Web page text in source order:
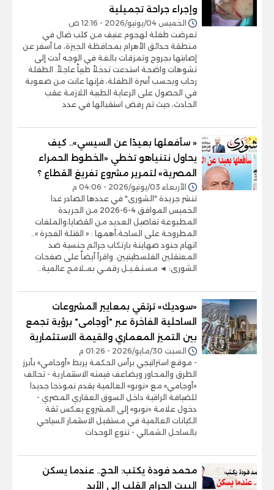
وإجراء جراحة تجميلية
الخميس 04/يونيو/2026 - 12:16 ص
تعرضت طفلة لهجوم عنيف من كلب ضال في
منطقة حدائق الأهرام بمحافظة الجيزة، ما أسفر عن
إصابتها بجروح وتمزقات بالغة في الوجه أدت إلى
تشوهات واضحة استدعت تدخلاً طبياً عاجلاً. الطفلة
رحاب وبحسب أسرة الطفلة، فإنها عانت من صعوبة
في الحصول على الرعاية الطبية اللازمة عقب
الحادث، حيث تم رفض استقبالها في عدد
« سأفعلها بعيدًا عن السيسي».. كيف
يحاول نتنياهو تخطي «الخطوط الحمراء
المصرية» لتمرير مشروع تفريغ القطاع ؟
الأربعاء 03/يونيو/2026 - 04:06 م
تنشر جريدة "الشورى" في عددها الصادر غدا
الخميس الموافق 4-6-2026 من الجريدة
المطبوعة تفاصيل العديد من القضايا،والملفات
المطروحة على الساحة،أهمها : « القتلة الفجرة »..
اتهام جنود صهاينة بارتكاب جرائم جنسية ضد
المعتقلين الفلسطينيين. واقرأ أيضاً على صفحات
الشورى: ◄ مسـتـقـبـل رقمـي بمـلامح عالمية..
«سوديك» ترتقي بمعايير المشروعات
الساحلية الفاخرة عبر "أوجامى" برؤية تجمع
بين التميز المعماري والقيمة الاستثمارية
السبت 30/مايو/2026 - 01:26 م
- موقع استراتيجي برأس الحكمة يربط «أوجامي» بأبرز
الطرق والمحاور ويضاعف قيمته الاستثمارية - تحالف
«أوجامي» مع «نوبو» العالمية يقدم نموذجا جديدا
للضيافة الراقية داخل السوق العقاري المصري -
دخول علامة «نوبو» إلى المشروع يعكس ثقة
الكيانات العالمية في مستقبل الاستثمار السياحي
بالساحل الشمالي - تنوع الوحدات
محمد فودة يكتب: الحج.. عندما يسكن
البيت الحرام القلب إلى الأبد